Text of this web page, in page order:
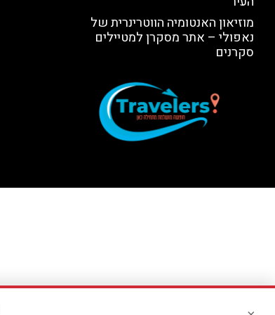
מוזיאון האנטומיה הווטרינרית של
נאפולי – אתר מסקרן למטיילים
סקרנים